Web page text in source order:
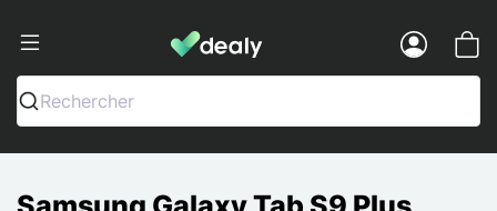
Dealy - Fundas y accesorios para
Rechercher